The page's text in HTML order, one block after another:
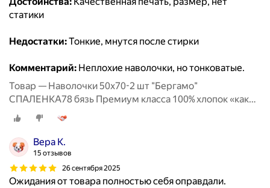
статики
Недостатки:Тонкие, мнутся после стирки
Комментарий: Неплохие наволочки, но тонковатые.
Товар — Наволочки 50х70-2 шт "Бергамо"
СПАЛЕНКА78 бязь Премиум класса 100% хлопок «как
раньше»
Вера К.
15 отзывов
26 сентября 2025
Ожидания от товара полностью себя оправдали.